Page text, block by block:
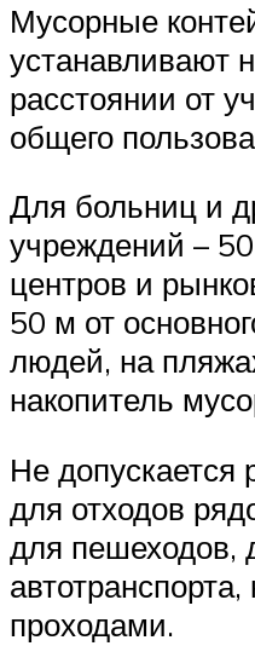
Мусорные
устанавливают
расстоянии от
общего
Для больниц и
учреждений –
центров и
50 м от
людей, на
накопитель
Не допускается
для отходов
для пешеходов,
проходами.